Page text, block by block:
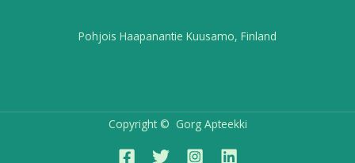
Pohjois Haapanantie Kuusamo, Finland
Copyright © Gorg Apteekki